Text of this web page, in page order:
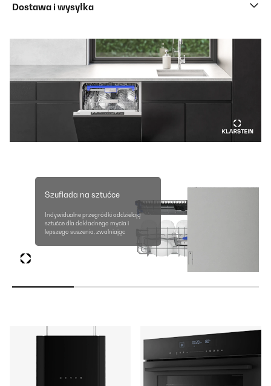
Dostawa i wysyłka
Szuflada na sztućce
Indywidualne przegródki oddzielają
sztućce dla dokładnego mycia i
lepszego suszenia, zwalniając